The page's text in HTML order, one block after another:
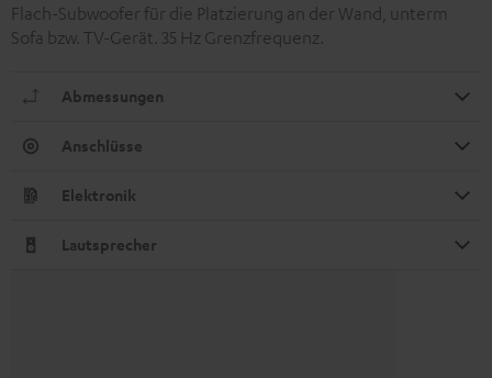
Flach-Subwoofer für die Platzierung an der Wand, unterm
Sofa bzw. TV-Gerät. 35 Hz Grenzfrequenz.
Abmessungen
Anschlüsse
Elektronik
Lautsprecher